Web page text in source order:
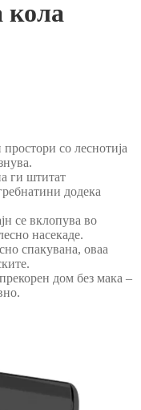
кола
со леснотија
ги штитат
додека
се вклопува во
насекаде.
спакувана, оваа
дом без мака –